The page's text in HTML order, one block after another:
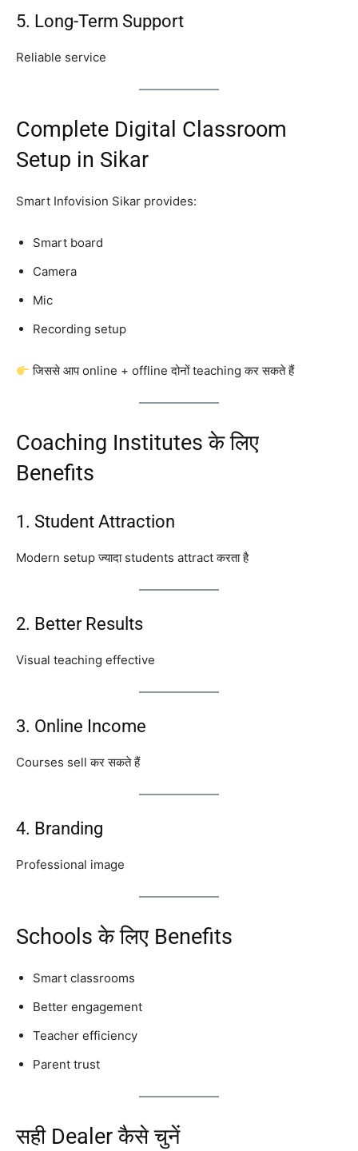
5. Long-Term Support
Reliable service
Complete Digital Classroom
Setup in Sikar
Smart Infovision Sikar provides:
Smart board
Camera
Mic
Recording setup
जिससे आप online + offline दोनों teaching कर सकते हैं
Coaching Institutes के लिए
Benefits
1. Student Attraction
Modern setup ज्यादा students attract करता है
2. Better Results
Visual teaching effective
3. Online Income
Courses sell कर सकते हैं
4. Branding
Professional image
Schools के लिए Benefits
Smart classrooms
Better engagement
Teacher efficiency
Parent trust
सही Dealer कैसे चुनें